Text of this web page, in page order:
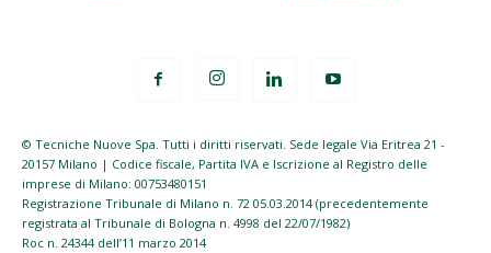
© Tecniche Nuove Spa. Tutti i diritti riservati. Sede legale Via Eritrea 21 -
20157 Milano | Codice fiscale, Partita IVA e Iscrizione al Registro delle
imprese di Milano: 00753480151
Registrazione Tribunale di Milano n. 72 05.03.2014 (precedentemente
registrata al Tribunale di Bologna n. 4998 del 22/07/1982)
Roc n. 24344 dell’11 marzo 2014